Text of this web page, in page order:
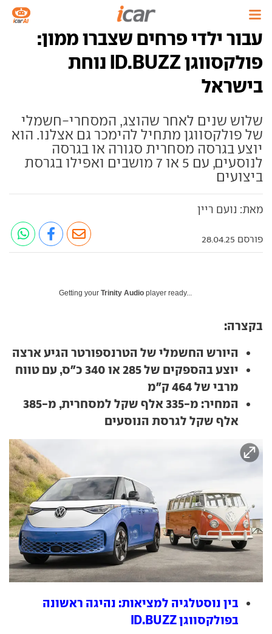
עבור ילדי פרחים שצברו ממון:
פולקסווגן ID.BUZZ נוחת
בישראל
שלוש שנים לאחר שהוצג, המסחרי-חשמלי
של פולקסווגן מתחיל להימכר גם אצלנו. הוא
יוצע בגרסה מסחרית סגורה או בגרסה
לנוסעים, עם 5 או 7 מושבים ואפילו בגרסת
ביצועים
מאת: נועם ריין
פורסם 28.04.25
Getting your Trinity Audio player ready...
בקצרה:
היורש החשמלי של הטרנספורטר הגיע ארצה
יוצע בהספקים של 285 או 340 כ"ס, עם טווח
מרבי של 464 ק"מ
המחיר: מ-335 אלף שקל למסחרית, מ-385
אלף שקל לגרסת הנוסעים
בין נוסטלגיה למציאות: נהיגה ראשונה
בפולקסווגן ID.BUZZ